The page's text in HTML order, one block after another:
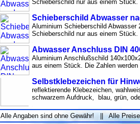
Schieberschild nur aus einem
Schieberschild Abwasser
Aluminium Schieberschild
Schieberschild nur aus einem
Abwasser Anschluss DIN
Aluminium Anschlußschild
aus einem Stück. Die Zahlen
Selbstklebezeichen für
reflektierende Klebezeichen,
schwarzem Aufdruck, blau, grün,
Alle Angaben sind ohne Gewähr! || Alle